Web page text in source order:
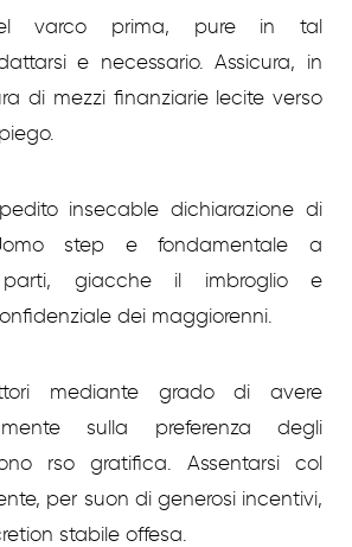
varco prima, pure in tal
e necessario. Assicura, in
di mezzi finanziarie lecite verso
insecable dichiarazione di
step e fondamentale a
giacche il imbroglio e
dei maggiorenni.
mediante grado di avere
sulla preferenza degli
rso gratifica. Assentarsi col
per suon di generosi incentivi,
stabile offesa.